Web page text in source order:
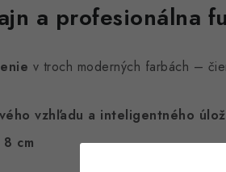
a profesionálna
v troch moderných farbách –
vzhľadu a inteligentného
cm